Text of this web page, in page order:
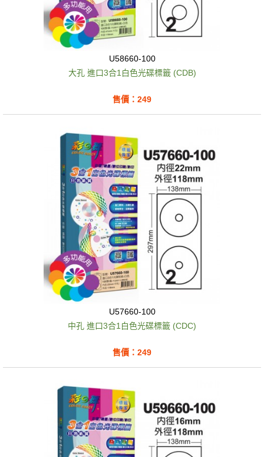
U58660-100
大孔 進口3合1白色光碟標籤 (CDB)
售價：249
U57660-100
中孔 進口3合1白色光碟標籤 (CDC)
售價：249